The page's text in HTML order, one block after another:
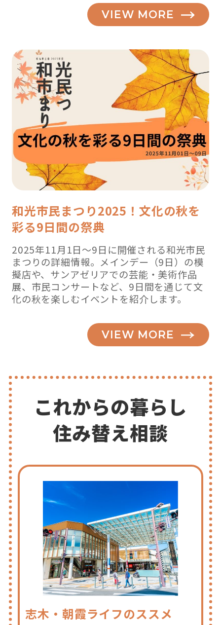
見
ス
ポ
ッ
ト
2019【朝
霞、
和
光
編
】”
VIEW MORE
和光市民まつり2025！文化の秋を
彩る9日間の祭典
2025年11月1日～9日に開催される和光市民
まつりの詳細情報。メインデー（9日）の模
擬店や、サンアゼリアでの芸能・美術作品
展、市民コンサートなど、9日間を通じて文
化の秋を楽しむイベントを紹介します。
VIEW MORE
これからの暮らし
住み替え相談
志木・朝霞ライフのススメ